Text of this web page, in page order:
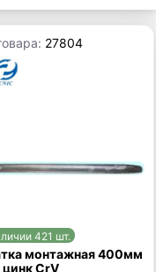
27804
421 шт.
монтажная 400мм
цинк CrV